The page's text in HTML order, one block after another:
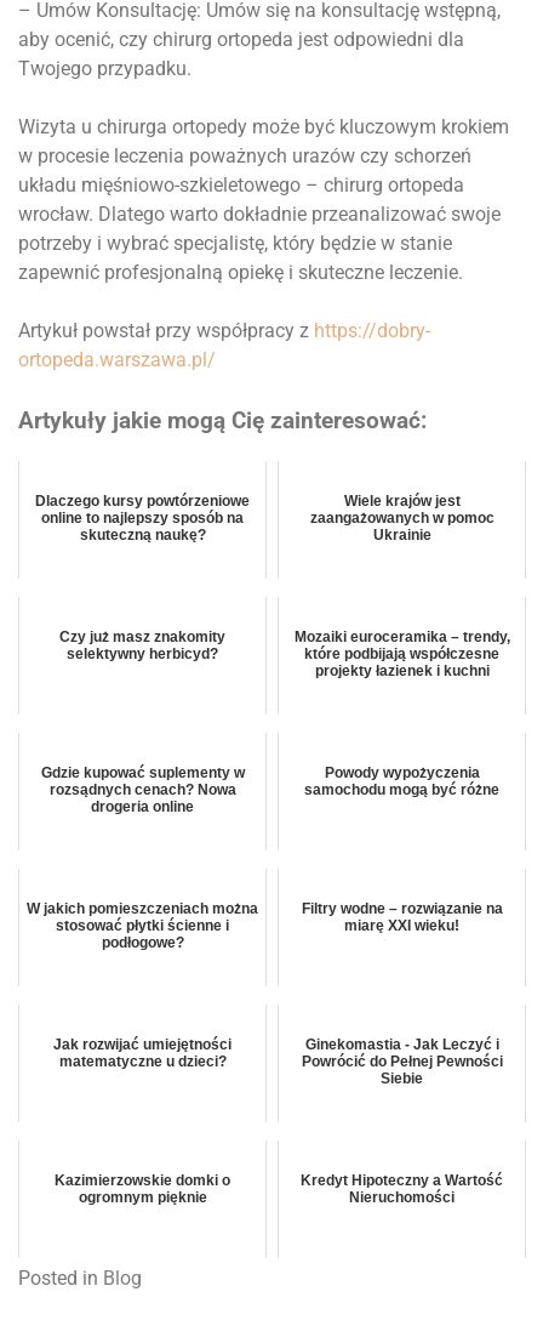
– Umów Konsultację: Umów się na konsultację wstępną,
aby ocenić, czy chirurg ortopeda jest odpowiedni dla
Twojego przypadku.
Wizyta u chirurga ortopedy może być kluczowym krokiem
w procesie leczenia poważnych urazów czy schorzeń
układu mięśniowo-szkieletowego – chirurg ortopeda
wrocław. Dlatego warto dokładnie przeanalizować swoje
potrzeby i wybrać specjalistę, który będzie w stanie
zapewnić profesjonalną opiekę i skuteczne leczenie.
Artykuł powstał przy współpracy z https://dobry-
ortopeda.warszawa.pl/
Artykuły jakie mogą Cię zainteresować:
Dlaczego kursy powtórzeniowe
online to najlepszy sposób na
skuteczną naukę?
Wiele krajów jest
zaangażowanych w pomoc
Ukrainie
Czy już masz znakomity
selektywny herbicyd?
Mozaiki euroceramika – trendy,
które podbijają współczesne
projekty łazienek i kuchni
Gdzie kupować suplementy w
rozsądnych cenach? Nowa
drogeria online
Powody wypożyczenia
samochodu mogą być różne
W jakich pomieszczeniach można
stosować płytki ścienne i
podłogowe?
Filtry wodne – rozwiązanie na
miarę XXI wieku!
Jak rozwijać umiejętności
matematyczne u dzieci?
Ginekomastia - Jak Leczyć i
Powrócić do Pełnej Pewności
Siebie
Kazimierzowskie domki o
ogromnym pięknie
Kredyt Hipoteczny a Wartość
Nieruchomości
Posted in Blog